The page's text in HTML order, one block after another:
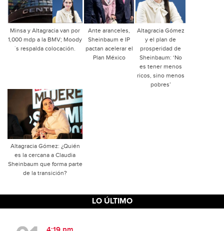
Minsa y Altagracia van por
1,000 mdp a la BMV; Moody
´s respalda colocación.
Ante aranceles,
Sheinbaum e IP
pactan acelerar el
Plan México
Altagracia Gómez
y el plan de
prosperidad de
Sheinbaum: ‘No
es tener menos
ricos, sino menos
pobres’
Altagracia Gómez: ¿Quién
es la cercana a Claudia
Sheinbaum que forma parte
de la transición?
LO ÚLTIMO